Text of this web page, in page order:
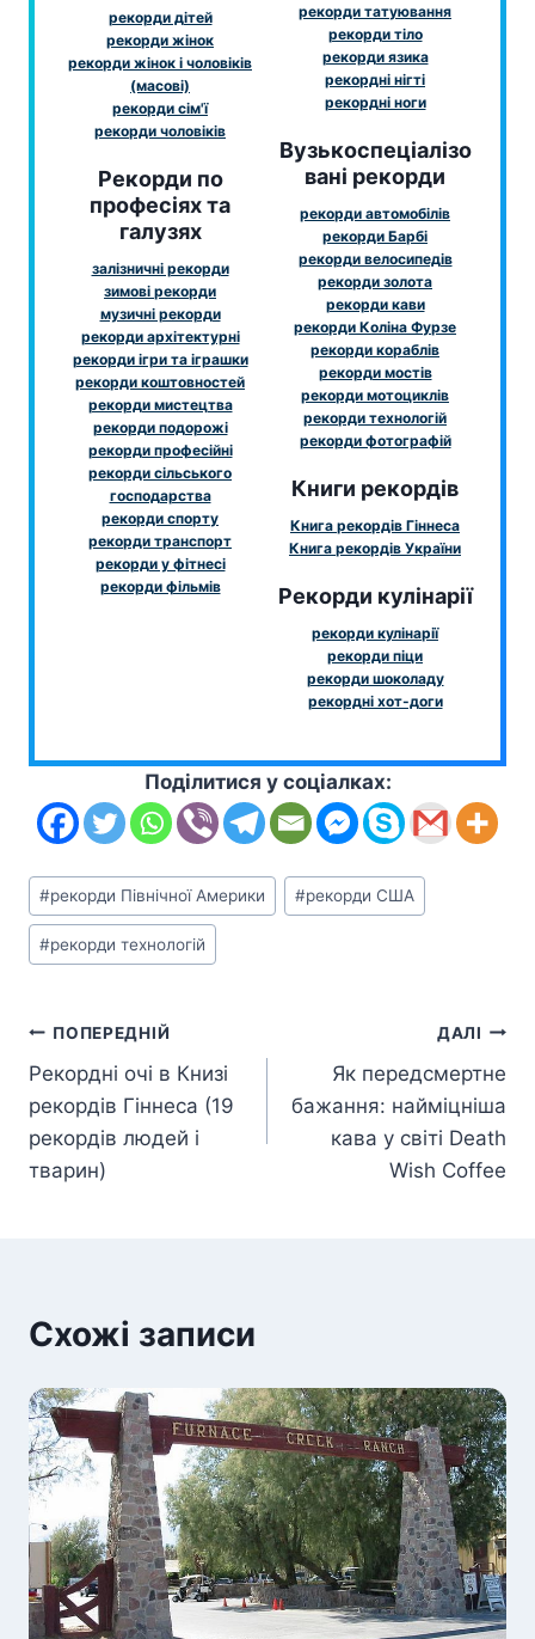
рекорди дітей
рекорди жінок
рекорди жінок і чоловіків
(масові)
рекорди сім'ї
рекорди чоловіків
Рекорди по
професіях та
галузях
залізничні рекорди
зимові рекорди
музичні рекорди
рекорди архітектурні
рекорди ігри та іграшки
рекорди коштовностей
рекорди мистецтва
рекорди подорожі
рекорди професійні
рекорди сільського
господарства
рекорди спорту
рекорди транспорт
рекорди у фітнесі
рекорди фільмів
рекорди татуювання
рекорди тіло
рекорди язика
рекордні нігті
рекордні ноги
Вузькоспеціалізо
вані рекорди
рекорди автомобілів
рекорди Барбі
рекорди велосипедів
рекорди золота
рекорди кави
рекорди Коліна Фурзе
рекорди кораблів
рекорди мостів
рекорди мотоциклів
рекорди технологій
рекорди фотографій
Книги рекордів
Книга рекордів Гіннеса
Книга рекордів України
Рекорди кулінарії
рекорди кулінарії
рекорди піци
рекорди шоколаду
рекордні хот-доги
Поділитися у соціалках:
Позначки
запису:
#рекорди Північної Америки #рекорди США
#рекорди технологій
Навігація
записів
ПОПЕРЕДНІЙ
Рекордні очі в Книзі
рекордів Гіннеса (19
рекордів людей і
тварин)
ДАЛІ
Як передсмертне
бажання: найміцніша
кава у світі Death
Wish Coffee
Схожі записи